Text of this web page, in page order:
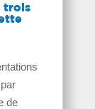
trois
de